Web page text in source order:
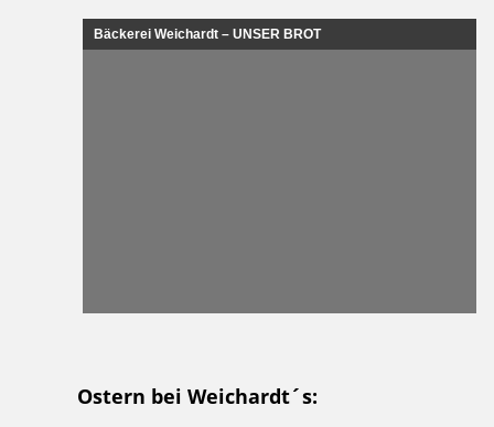
Bäckerei Weichardt – UNSER BROT
Ostern bei Weichardt´s: